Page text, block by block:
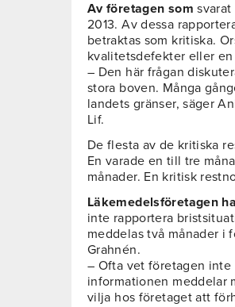
Av företagen som
2013. Av dessa
betraktas som kritiska.
kvalitetsdefekter eller
– Den här frågan
stora boven. Många
landets gränser, säger
Lif.
De flesta av de kritiska
En varade en till tre
månader. En kritisk
Läkemedelsföretagen
inte rapportera
meddelas två månader i
Grahnén.
– Ofta vet företagen
informationen meddelar
vilja hos företaget att